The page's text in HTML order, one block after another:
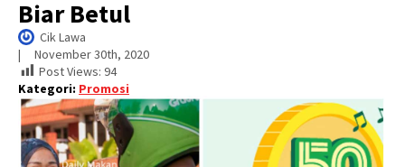
Biar Betul
Cik Lawa
| November 30th, 2020
Post Views: 94
Kategori: Promosi